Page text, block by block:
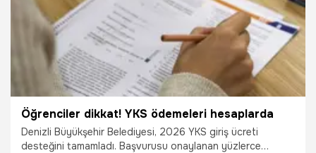
Öğrenciler dikkat! YKS ödemeleri hesaplarda
Denizli Büyükşehir Belediyesi, 2026 YKS giriş ücreti
desteğini tamamladı. Başvurusu onaylanan yüzlerce